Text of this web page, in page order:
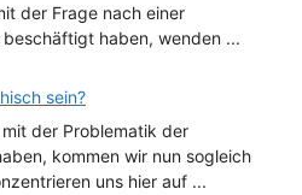
der Frage nach einer
haben, wenden ...
sein?
der Problematik der
kommen wir nun sogleich
uns hier auf ...